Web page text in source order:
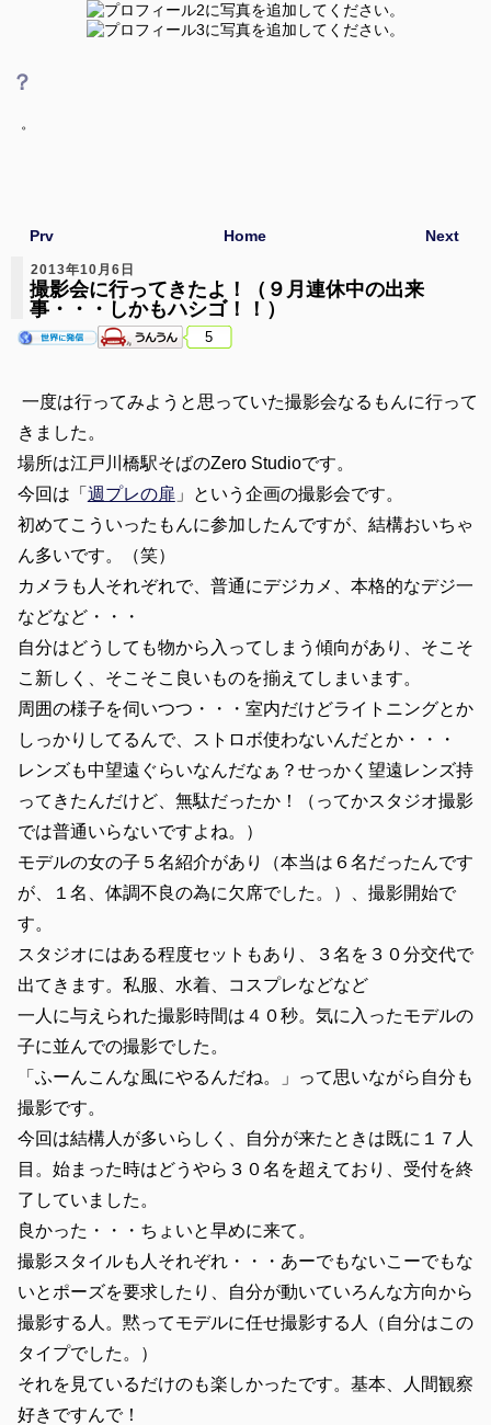
？
。
Next
Prv Home
2013年10月6日
撮影会に行ってきたよ！（９月連休中の出来
事・・・しかもハシゴ！！）
5
一度は行ってみようと思っていた撮影会なるもんに行って
きました。
場所は江戸川橋駅そばのZero Studioです。
今回は「 週プレの扉」という企画の撮影会です。
初めてこういったもんに参加したんですが、結構おいちゃ
ん多いです。（笑）
カメラも人それぞれで、普通にデジカメ、本格的なデジ一
などなど・・・
自分はどうしても物から入ってしまう傾向があり、そこそ
こ新しく、そこそこ良いものを揃えてしまいます。
周囲の様子を伺いつつ・・・室内だけどライトニングとか
しっかりしてるんで、ストロボ使わないんだとか・・・
レンズも中望遠ぐらいなんだなぁ？せっかく望遠レンズ持
ってきたんだけど、無駄だったか！（ってかスタジオ撮影
では普通いらないですよね。）
モデルの女の子５名紹介があり（本当は６名だったんです
が、１名、体調不良の為に欠席でした。）、撮影開始で
す。
スタジオにはある程度セットもあり、３名を３０分交代で
出てきます。私服、水着、コスプレなどなど
一人に与えられた撮影時間は４０秒。気に入ったモデルの
子に並んでの撮影でした。
「ふーんこんな風にやるんだね。」って思いながら自分も
撮影です。
今回は結構人が多いらしく、自分が来たときは既に１７人
目。始まった時はどうやら３０名を超えており、受付を終
了していました。
良かった・・・ちょいと早めに来て。
撮影スタイルも人それぞれ・・・あーでもないこーでもな
いとポーズを要求したり、自分が動いていろんな方向から
撮影する人。黙ってモデルに任せ撮影する人（自分はこの
タイプでした。）
それを見ているだけのも楽しかったです。基本、人間観察
好きですんで！